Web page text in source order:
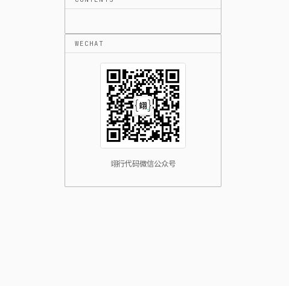
WECHAT
翊行代码微信公众号